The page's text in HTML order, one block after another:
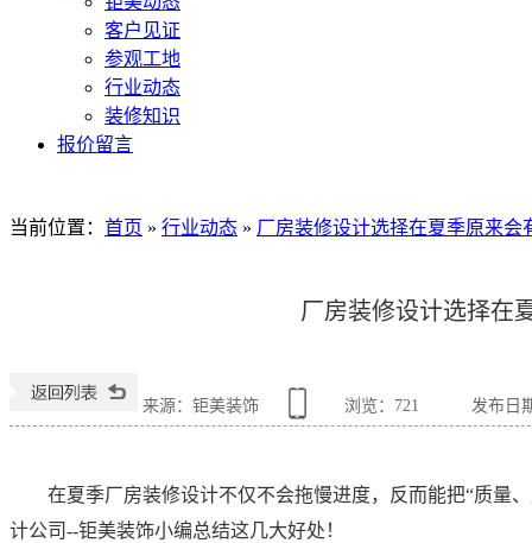
客户见证
参观工地
行业动态
装修知识
报价留言
当前位置 ： 首页 » 行业动态 » 厂房装修设计选择在夏季原来会
厂房装修设计选择在
来源：钜美装饰 浏览： 721 发布日
在夏季厂房装修设计不仅不会拖慢进度，反而能把“质量
计公司--钜美装饰小编总结这几大好处！